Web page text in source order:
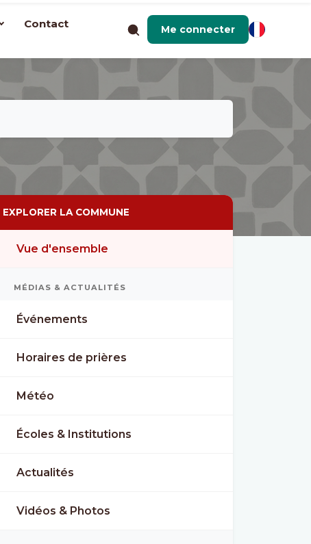
Contact Me connecter
EXPLORER LA COMMUNE
Vue d'ensemble
MÉDIAS & ACTUALITÉS
Événements
Horaires de prières
Météo
Écoles & Institutions
Actualités
Vidéos & Photos